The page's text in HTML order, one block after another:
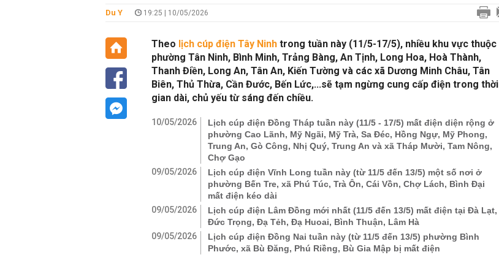
Du Y 19:25 | 10/05/2026
Theo lịch cúp điện Tây Ninh trong tuần này (11/5-17/5), nhiều khu vực thuộc
phường Tân Ninh, Bình Minh, Trảng Bàng, An Tịnh, Long Hoa, Hoà Thành,
Thanh Điền, Long An, Tân An, Kiến Tường và các xã Dương Minh Châu, Tân
Biên, Thủ Thừa, Cần Đước, Bến Lức,...sẽ tạm ngừng cung cấp điện trong thời
gian dài, chủ yếu từ sáng đến chiều.
10/05/2026
Lịch cúp điện Đồng Tháp tuần này (11/5 - 17/5) mất điện diện rộng ở
phường Cao Lãnh, Mỹ Ngãi, Mỹ Trà, Sa Đéc, Hồng Ngự, Mỹ Phong,
Trung An, Gò Công, Nhị Quý, Trung An và xã Tháp Mười, Tam Nông,
Chợ Gạo
09/05/2026
Lịch cúp điện Vĩnh Long tuần này (từ 11/5 đến 13/5) một số nơi ở
phường Bến Tre, xã Phú Túc, Trà Ôn, Cái Vồn, Chợ Lách, Bình Đại
mất điện kéo dài
09/05/2026
Lịch cúp điện Lâm Đồng mới nhất (11/5 đến 13/5) mất điện tại Đà Lạt,
Đức Trọng, Đạ Tẻh, Đạ Huoai, Bình Thuận, Lâm Hà
09/05/2026
Lịch cúp điện Đồng Nai tuần này (từ 11/5 đến 13/5) phường Bình
Phước, xã Bù Đăng, Phú Riềng, Bù Gia Mập bị mất điện